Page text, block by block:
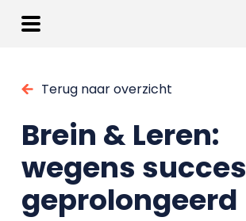
Terug naar overzicht
Brein & Leren:
wegens succes
geprolongeerd